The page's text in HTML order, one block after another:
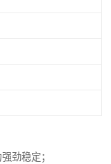
劲稳定；